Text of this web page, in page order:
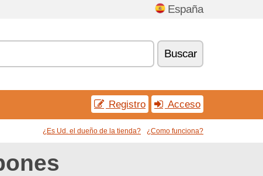
España
Buscar
Registro Acceso
¿Es Ud. el dueño de la tienda? ¿Como funciona?